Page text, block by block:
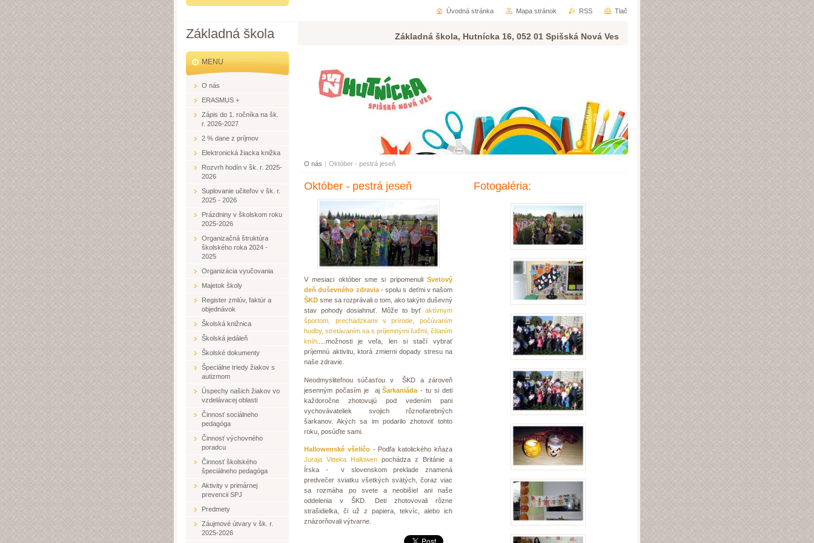
Základná škola Základná škola, Hutnícka 16, 052 01 Spišská Nová Ves
O nás | Október - pestrá jeseň
Október - pestrá jeseň
V mesiaci október sme si pripomenuliSvetový
deň duševného zdravia- spolu s deťmi v našom
ŠKD sme sa rozprávali o tom, ako takýto duševný
stav pohody dosiahnuť. Môže to byť aktívnym
športom, prechádzkami v prírode, počúvaním
hudby, stretávaním sa s príjemnými ľuďmi, čítaním
kníh .....možnosti je veľa, len si stačí vybrať
príjemnú aktivitu, ktorá zmierni dopady stresu na
naše zdravie.
Neodmysliteľnou súčasťou v ŠKD a zároveň
jesenným počasím je ajŠarkaniáda - tu si deti
každoročne zhotovujú pod vedením pani
vychovávateliek svojich rôznofarebných
šarkanov. Akých sa im podarilo zhotoviť tohto
roku, posúďte sami.
Hallowenské všeličo- Podľa katolického kňaza
Juraja Vitteka Hallowen pochádza z Británie a
Írska - v slovenskom preklade znamená
predvečer sviatku všetkých svätých, čoraz viac
sa rozmáha po svete a neobišiel ani naše
oddelenia v ŠKD. Deti zhotovovali rôzne
strašidielka, či už z papiera, tekvíc, alebo ich
znázorňovali výtvarne.
Fotogaléria:
MENU
O nás
ERASMUS +
Zápis do 1. ročníka na šk.
r. 2026-2027
2 % dane z príjmov
Elektronická žiacka knižka
Rozvrh hodín v šk. r. 2025-
2026
Suplovanie učiteľov v šk. r.
2025 - 2026
Prázdniny v školskom roku
2025-2026
Organizačná štruktúra
školského roka 2024 -
2025
Organizácia vyučovania
Majetok školy
Register zmlúv, faktúr a
objednávok
Školská knižnica
Školská jedáleň
Školské dokumenty
Špeciálne triedy žiakov s
autizmom
Úspechy našich žiakov vo
vzdelávacej oblasti
Činnosť sociálneho
pedagóga
Činnosť výchovného
poradcu
Činnosť školského
špeciálneho pedagóga
Aktivity v primárnej
prevencii SPJ
Predmety
Záujmové útvary v šk. r.
2025-2026
Úvodná stránka Mapa stránok RSS Tlač